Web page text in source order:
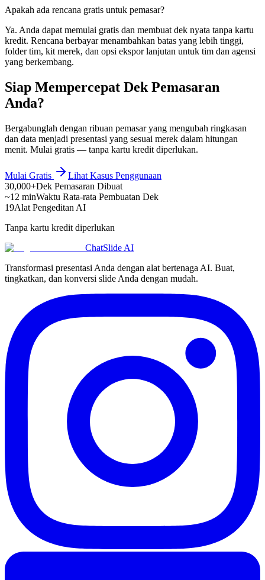
Apakah ada rencana gratis untuk pemasar?
Ya. Anda dapat memulai gratis dan membuat dek nyata tanpa kartu
kredit. Rencana berbayar menambahkan batas yang lebih tinggi,
folder tim, kit merek, dan opsi ekspor lanjutan untuk tim dan agensi
yang berkembang.
Siap Mempercepat Dek Pemasaran
Anda?
Bergabunglah dengan ribuan pemasar yang mengubah ringkasan
dan data menjadi presentasi yang sesuai merek dalam hitungan
menit. Mulai gratis — tanpa kartu kredit diperlukan.
Mulai Gratis
Lihat Kasus Penggunaan
30,000+Dek Pemasaran Dibuat
~12 minWaktu Rata-rata Pembuatan Dek
19Alat Pengeditan AI
Tanpa kartu kredit diperlukan
ChatSlide AI
Transformasi presentasi Anda dengan alat bertenaga AI. Buat,
tingkatkan, dan konversi slide Anda dengan mudah.